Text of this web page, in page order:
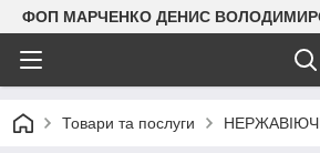
ФОП МАРЧЕНКО ДЕНИС
Товари та послуги